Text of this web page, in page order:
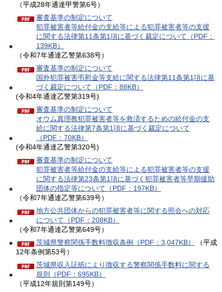
（平成28年通達甲警第6号）
審査基準の制定について
犯罪被害者等給付金の支給等による犯罪被害者等の支援
に関する法律第11条第1項に基づく裁定について（PDF：
139KB）
（令和7年通達乙警第638号）
審査基準の制定について
国外犯罪被害弔慰金等支給に関する法律第11条第1項に基
づく裁定について（PDF：88KB）
(令和4年通達乙警第319号)
審査基準の制定について
オウム真理教犯罪被害者等を救済するための給付金の支
給に関する法律第7条第1項に基づく裁定について
（PDF：70KB）
(令和4年通達乙警第320号)
審査基準の制定について
犯罪被害者等給付金の支給等による犯罪被害者等の支援
に関する法律第23条第1項に基づく犯罪被害者等早期援助
団体の指定等について（PDF：197KB）
（令和7年通達乙警第639号）
地方公共団体からの犯罪被害者等に関する照会への対応
について（PDF：208KB）
（令和7年通達乙警第649号）
茨城県警察関係手数料徴収条例（PDF：3,047KB）
（平成
12年条例第53号）
茨城県収入証紙により徴収する警察関係手数料に関する
規則（PDF：695KB）
（平成12年規則第149号）